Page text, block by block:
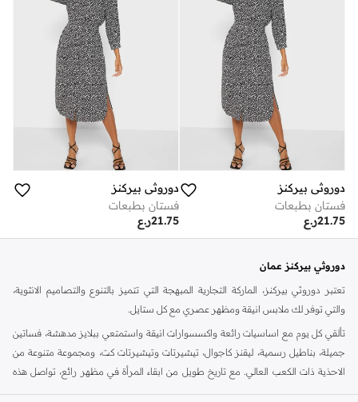
دوروثي بيركنز
فستان بطبعات
ر.ع21.75
دوروثي بيركنز
فستان بطبعات
ر.ع21.75
دوروثي بيركنز عمان
تعتبر دوروثي بيركنز، الماركة التجارية المبهجة التي تتميز بالتنوع والتصاميم الانثوية،
والتي توفر لك ملابس انيقة ومظهر عصري مع كل ستايل.
تألقي كل يوم مع اساسيات رائعة واكسسوارات انيقة واستمتعي ببلايز مدهشة، فساتين
جميلة، بناطيل رسمية، ليقنز كاجوال، تيشيرتات وتيشيرتات كت، ومجموعة متنوعة من
الاحذية ذات الكعب العالي. مع تاريخ طويل من ابقاء المرأة في مظهر رائع، تواصل هذه